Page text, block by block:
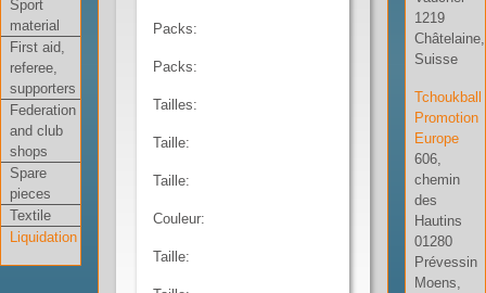
Sport
material
First aid,
referee,
supporters
Federation
and club
shops
Spare
pieces
Textile
Liquidation
Packs:
Packs:
Tailles:
Taille:
Taille:
Couleur:
Taille:
1219
Châtelaine,
Suisse
Tchoukball
Promotion
Europe
606,
chemin
des
Hautins
01280
Prévessin
Moens,